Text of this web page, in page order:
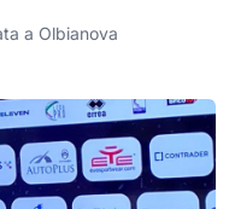
a Olbianova